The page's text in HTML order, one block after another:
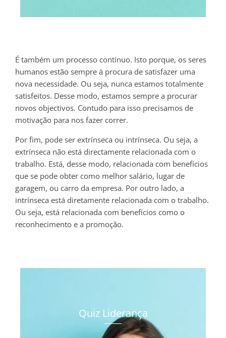
É também um processo contínuo. Isto porque, os seres
humanos estão sempre à procura de satisfazer uma
nova necessidade. Ou seja, nunca estamos totalmente
satisfeitos. Desse modo, estamos sempre a procurar
novos objectivos. Contudo para isso precisamos de
motivação para nos fazer correr.
Por fim, pode ser extrínseca ou intrínseca. Ou seja, a
extrínseca não está directamente relacionada com o
trabalho. Está, desse modo, relacionada com benefícios
que se pode obter como melhor salário, lugar de
garagem, ou carro da empresa. Por outro lado, a
intrínseca está diretamente relacionada com o trabalho.
Ou seja, está relacionada com benefícios como o
reconhecimento e a promoção.
Quiz Liderança